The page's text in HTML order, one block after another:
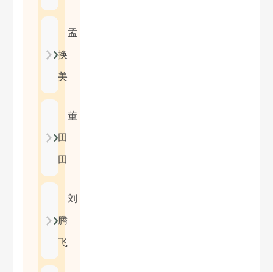
孟
换
美
董
田
田
刘
腾
飞